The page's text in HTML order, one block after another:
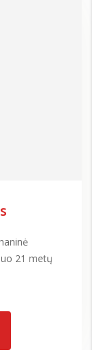
21 metų